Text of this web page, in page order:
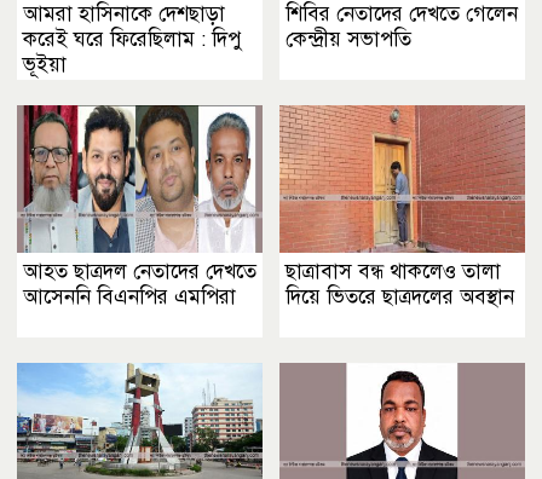
আমরা হাসিনাকে দেশছাড়া
করেই ঘরে ফিরেছিলাম : দিপু
ভূইয়া
শিবির নেতাদের দেখতে গেলেন
কেন্দ্রীয় সভাপতি
আহত ছাত্রদল নেতাদের দেখতে
আসেননি বিএনপির এমপিরা
ছাত্রাবাস বন্ধ থাকলেও তালা
দিয়ে ভিতরে ছাত্রদলের অবস্থান